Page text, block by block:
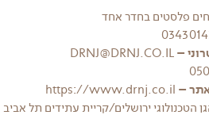
–
הטכנולוגי ירושלים/קריית עתידים תל אביב